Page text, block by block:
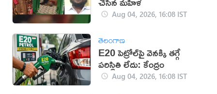
Aug 04, 2026, 16:08 IST
తెలంగాణ
E20 పెట్రోల్‌పై వెనక్కి తగ్గే
పరిస్థితి లేదు: కేంద్రం
Aug 04, 2026, 16:08 IST